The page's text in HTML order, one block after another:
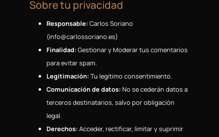
Sobre tu privacidad
Responsable: Carlos Soriano
(se.onairossolrac@ofni)
Finalidad: Gestionar y Moderar tus comentarios
para evitar spam.
Legitimación: Tu legítimo consentimiento.
Comunicación de datos: No se cederán datos a
terceros destinatarios, salvo por obligación
legal.
Derechos: Acceder, rectificar, limitar y suprimir